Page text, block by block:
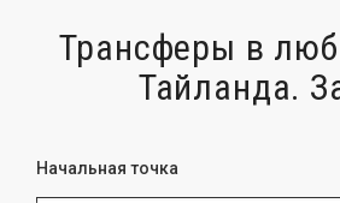
Трансферы в
Тайланда.
Начальная точка